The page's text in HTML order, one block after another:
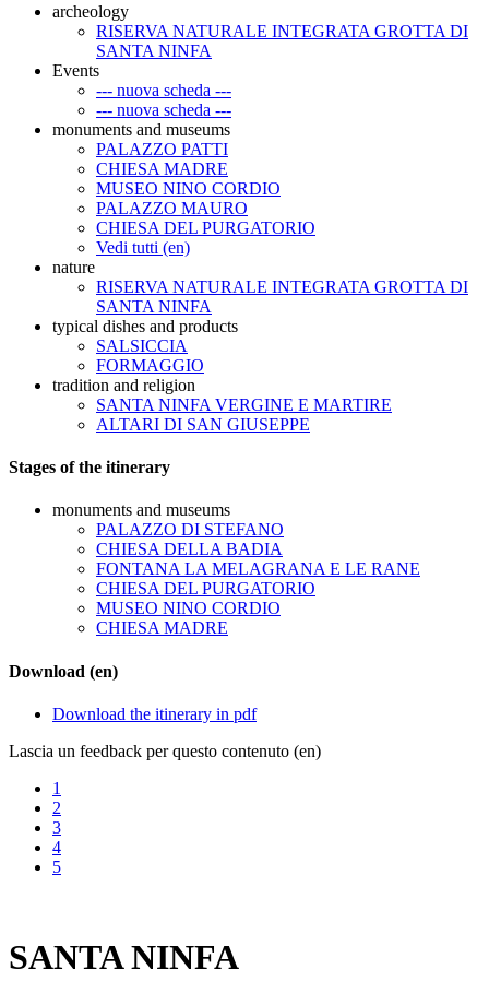
archeology
RISERVA NATURALE INTEGRATA GROTTA DI
SANTA NINFA
Events
--- nuova scheda ---
--- nuova scheda ---
monuments and museums
PALAZZO PATTI
CHIESA MADRE
MUSEO NINO CORDIO
PALAZZO MAURO
CHIESA DEL PURGATORIO
Vedi tutti (en)
nature
RISERVA NATURALE INTEGRATA GROTTA DI
SANTA NINFA
typical dishes and products
SALSICCIA
FORMAGGIO
tradition and religion
SANTA NINFA VERGINE E MARTIRE
ALTARI DI SAN GIUSEPPE
Stages of the itinerary
monuments and museums
PALAZZO DI STEFANO
CHIESA DELLA BADIA
FONTANA LA MELAGRANA E LE RANE
CHIESA DEL PURGATORIO
MUSEO NINO CORDIO
CHIESA MADRE
Download (en)
Download the itinerary in pdf
Lascia un feedback per questo contenuto (en)
1
2
3
4
5
SANTA NINFA